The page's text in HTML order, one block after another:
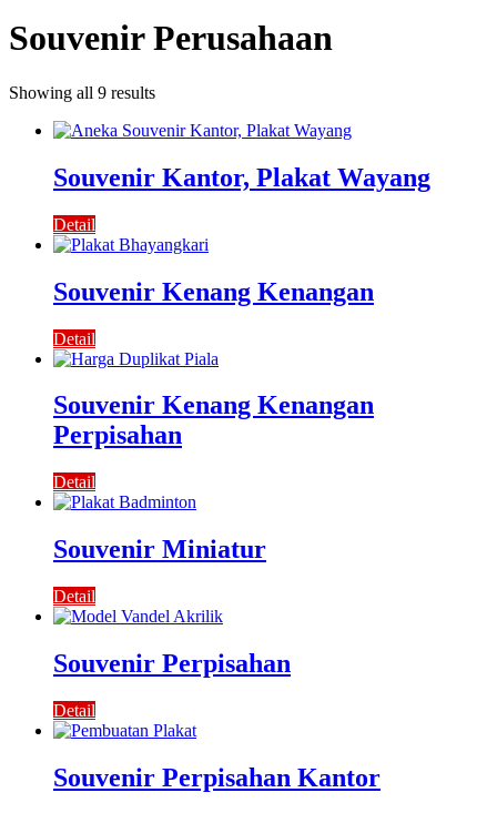
Souvenir Perusahaan
Showing all 9 results
Souvenir Kantor, Plakat Wayang
Detail
Souvenir Kenang Kenangan
Detail
Souvenir Kenang Kenangan
Perpisahan
Detail
Souvenir Miniatur
Detail
Souvenir Perpisahan
Detail
Souvenir Perpisahan Kantor